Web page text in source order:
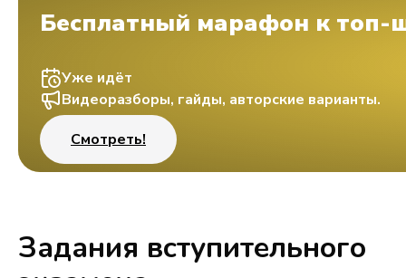
Бесплатный марафон к топ-
Уже идёт
Видеоразборы, гайды, авторские варианты.
Смотреть!
Задания вступительного